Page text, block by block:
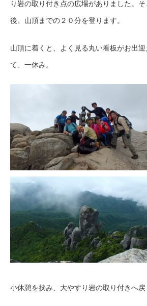
り岩の取り付き点の広場がありました。
後、山頂までの２０分を登ります。
山頂に着くと、よく見る丸い看板がお出
て、一休み。
小休憩を挟み、大やすり岩の取り付きへ戻